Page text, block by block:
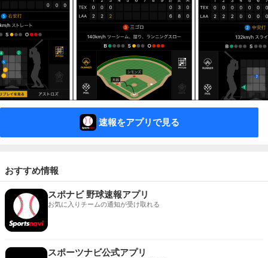
速報をアプリで見る
おすすめ情報
スポナビ 野球速報アプリ
お気に入りチームの通知が受け取れる
スポーツナビ公式アプリ